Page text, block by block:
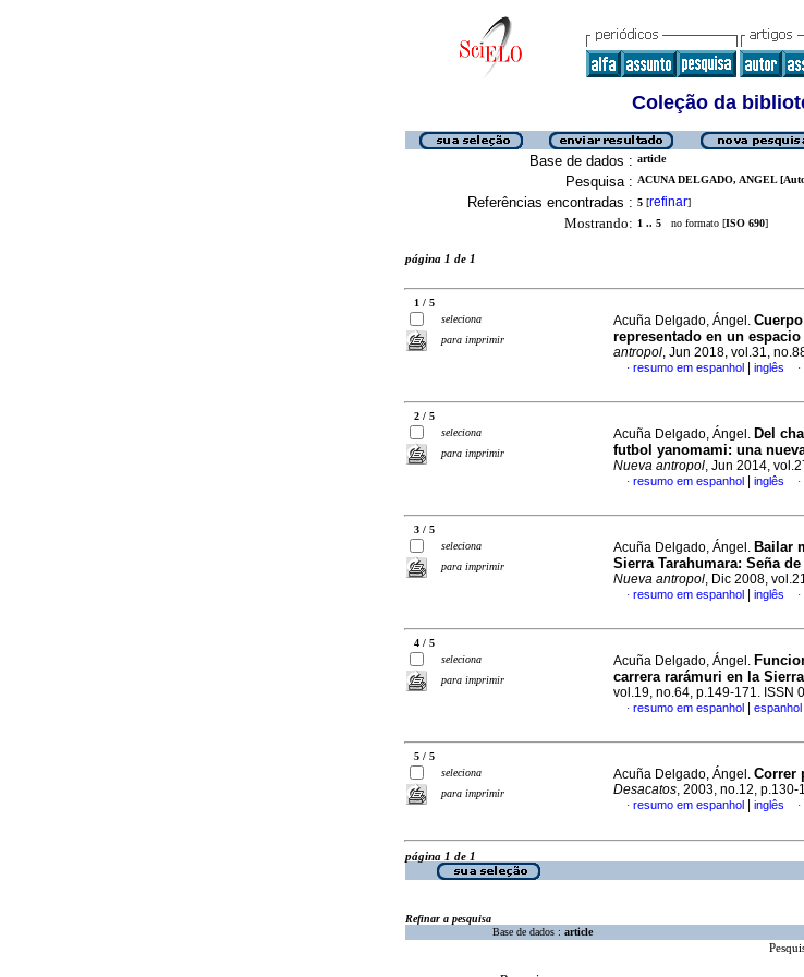
Coleção da
Base de dados : article
Pesquisa : ACUNA DELGADO, ANGEL
Referências encontradas : 5 [refinar]
Mostrando: 1 .. 5 no formato [ISO 690]
página 1 de 1
1 / 5
seleciona
para imprimir
Acuña Delgado, Ángel.
representado en un
antropol, Jun 2018, vol.31,
· resumo em espanhol inglês ·
2 / 5
seleciona
para imprimir
Acuña Delgado, Ángel. Del
futbol yanomami: una
Nueva antropol, Jun 2014,
· resumo em espanhol inglês ·
3 / 5
seleciona
para imprimir
Acuña Delgado, Ángel. Bailar
Sierra Tarahumara: Seña
Nueva antropol, Dic 2008,
· resumo em espanhol inglês ·
4 / 5
seleciona
para imprimir
Acuña Delgado, Ángel.
carrera rarámuri en la
vol.19, no.64, p.149-171. ISSN
· resumo em espanhol espanhol
5 / 5
seleciona
para imprimir
Acuña Delgado, Ángel. Correr
Desacatos, 2003, no.12,
· resumo em espanhol inglês ·
página 1 de 1
Refinar a pesquisa
Base de dados : article